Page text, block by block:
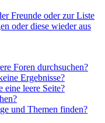
Freunde oder zur Liste
oder diese wieder aus
Foren durchsuchen?
Ergebnisse?
eine leere Seite?
und Themen finden?